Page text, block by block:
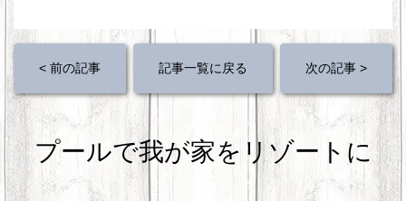
c
e
b
o
o
k
tt
er
er
st
e
< 前の記事 記事一覧に戻る 次の記事 >
プールで我が家をリゾートに